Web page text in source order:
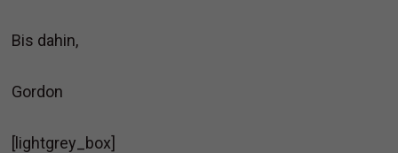
Bis dahin,
Gordon
[lightgrey_box]